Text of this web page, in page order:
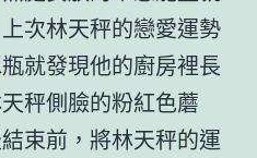
次林天秤的戀愛運勢
就發現他的廚房裡長
秤側臉的粉紅色蘑
束前，將林天秤的運